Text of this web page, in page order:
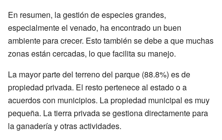
En resumen, la gestión de especies grandes,
especialmente el venado, ha encontrado un buen
ambiente para crecer. Esto también se debe a que muchas
zonas están cercadas, lo que facilita su manejo.
La mayor parte del terreno del parque (88.8%) es de
propiedad privada. El resto pertenece al estado o a
acuerdos con municipios. La propiedad municipal es muy
pequeña. La tierra privada se gestiona directamente para
la ganadería y otras actividades.